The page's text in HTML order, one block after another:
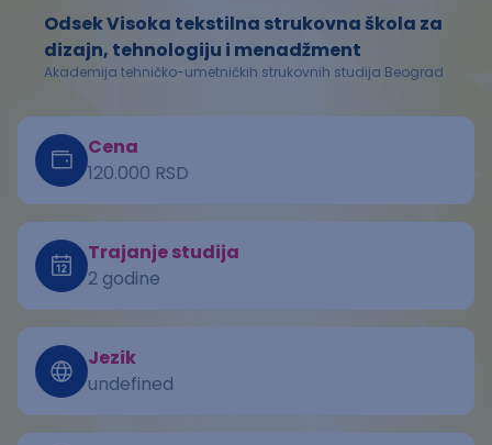
Odsek Visoka tekstilna strukovna škola za
dizajn, tehnologiju i menadžment
Akademija tehničko-umetničkih strukovnih studija Beograd
Cena
120.000 RSD
Trajanje studija
2 godine
Jezik
undefined